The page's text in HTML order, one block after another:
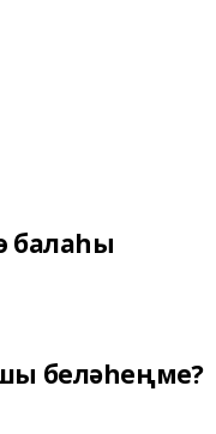
балаһы
беләһеңме?